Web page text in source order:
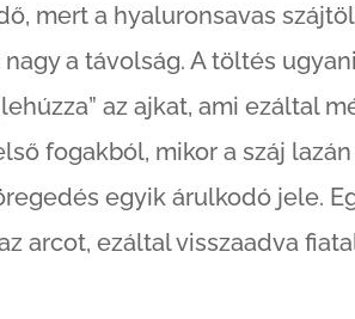
mert a hyaluronsavas
a távolság. A töltés
az ajkat, ami ezáltal
fogakból, mikor a száj
egyik árulkodó jele.
arcot, ezáltal visszaadva